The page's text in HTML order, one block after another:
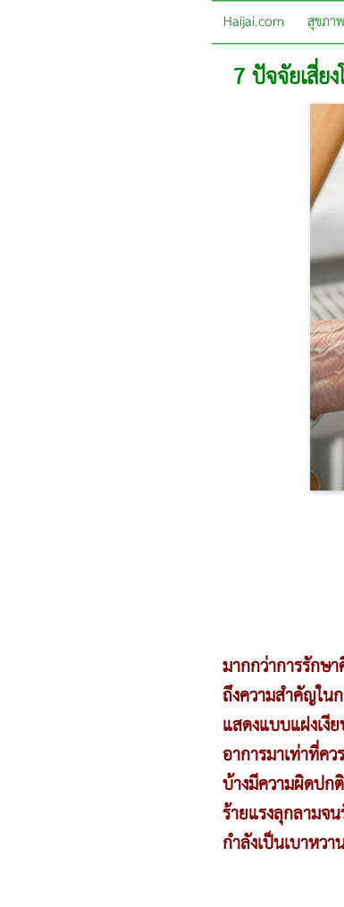
Haijai.com สุขภาพ
7 ปัจจัยเสี่ย
มากกว่าการรักษ
ถึงความสำคัญใน
แสดงแบบแฝงเงี
อาการมาเท่าที่ค
บ้างมีความผิดปก
ร้ายแรงลุกลามจ
กำลังเป็นเบาหว